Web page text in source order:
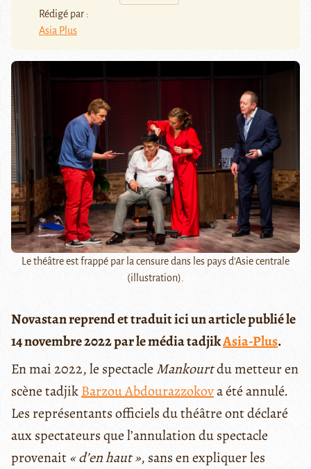
Rédigé par :
Asia Plus
Le théâtre est frappé par la censure dans les pays d'Asie centrale
(illustration).
Novastan reprend et traduit ici un article publié le
14 novembre 2022 par le média tadjikAsia-Plus.
En mai 2022, le spectacleMankourtdu metteur en
scène tadjikBarzou Abdourazzokova été annulé.
Les représentants officiels du théâtre ont déclaré
aux spectateurs que l’annulation du spectacle
provenait« d’en haut », sans en expliquer les